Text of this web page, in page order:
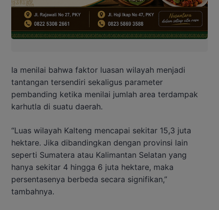
Ia menilai bahwa faktor luasan wilayah menjadi
tantangan tersendiri sekaligus parameter
pembanding ketika menilai jumlah area terdampak
karhutla di suatu daerah.
“Luas wilayah Kalteng mencapai sekitar 15,3 juta
hektare. Jika dibandingkan dengan provinsi lain
seperti Sumatera atau Kalimantan Selatan yang
hanya sekitar 4 hingga 6 juta hektare, maka
persentasenya berbeda secara signifikan,”
tambahnya.